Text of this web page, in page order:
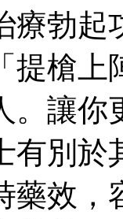
療勃起
提槍上
。讓你
有別
藥效，